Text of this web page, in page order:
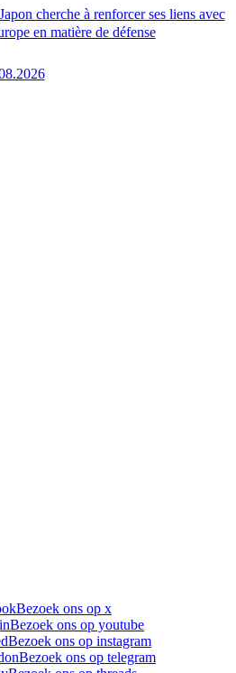
cherche à renforcer ses liens avec
en matière de défense
Bezoek ons op x
Bezoek ons op youtube
Bezoek ons op instagram
Bezoek ons op telegram